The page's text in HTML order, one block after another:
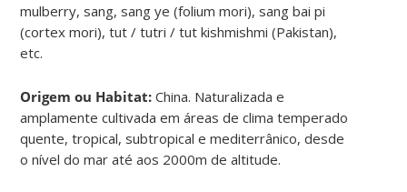
mulberry, sang, sang ye (folium mori), sang bai pi
(cortex mori), tut / tutri / tut kishmishmi (Pakistan),
etc.
Origem ou Habitat:China. Naturalizada e
amplamente cultivada em áreas de clima temperado
quente, tropical, subtropical e mediterrânico, desde
o nível do mar até aos 2000m de altitude.